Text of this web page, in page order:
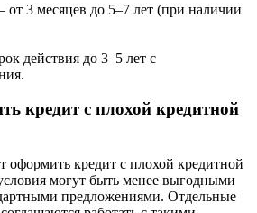
3 месяцев до 5–7 лет (при наличии
действия до 3–5 лет с
кредит с плохой кредитной
кредит с плохой кредитной
могут быть менее выгодными
предложениями. Отдельные